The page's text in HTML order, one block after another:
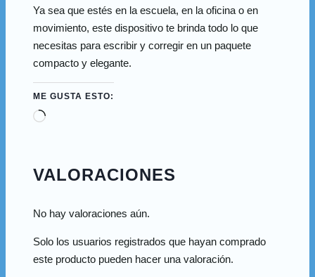
Ya sea que estés en la escuela, en la oficina o en
movimiento, este dispositivo te brinda todo lo que
necesitas para escribir y corregir en un paquete
compacto y elegante.
ME GUSTA ESTO:
VALORACIONES
No hay valoraciones aún.
Solo los usuarios registrados que hayan comprado
este producto pueden hacer una valoración.